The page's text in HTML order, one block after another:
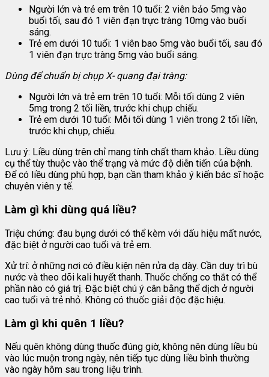
Người lớn và trẻ em trên 10 tuổi: 2 viên bảo 5mg vào
buổi tối, sau đó 1 viên đạn trực tràng 10mg vào buổi
sáng.
Trẻ em dưới 10 tuổi: 1 viên bao 5mg vào buổi tối, sau đó
1 viên đạn trực tràng 5mg vào buổi sáng.
Dùng để chuẩn bị chụp X- quang đại tràng:
Người lớn và trẻ em trên 10 tuổi: Mỗi tối dùng 2 viên
5mg trong 2 tối liền, trước khi chụp chiếu.
Trẻ em dưới 10 tuổi: Mỗi tối dùng 1 viên trong 2 tối liền,
trước khi chụp, chiếu.
Lưu ý: Liều dùng trên chỉ mang tính chất tham khảo. Liều dùng
cụ thể tùy thuộc vào thể trạng và mức độ diễn tiến của bệnh.
Để có liều dùng phù hợp, bạn cần tham khảo ý kiến bác sĩ hoặc
chuyên viên y tế.
Làm gì khi dùng quá liều?
Triệu chứng: đau bụng dưới có thể kèm với dấu hiệu mất nước,
đặc biệt ở người cao tuổi và trẻ em.
Xử trí: ở những nơi có điều kiện nên rửa dạ dày. Cần duy trì bù
nước và theo dõi kali huyết thanh. Thuốc chống co thắt có thể
phần nào có giá trị. Đặc biệt chú ý cân bằng thể dịch ở người
cao tuổi và trẻ nhỏ. Không có thuốc giải độc đặc hiệu.
Làm gì khi quên 1 liều?
Nếu quên không dùng thuốc đúng giờ, không nên dùng liều bù
vào lúc muộn trong ngày, nên tiếp tục dùng liều bình thường
vào ngày hôm sau trong liệu trình.